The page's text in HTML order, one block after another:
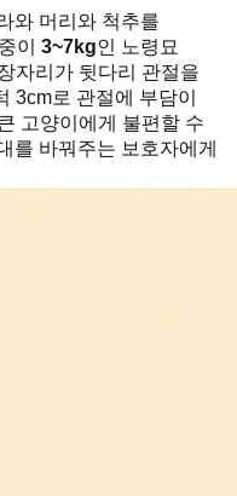
와 머리와 척추를
이 3~7kg인 노령묘
자리가 뒷다리 관절을
3cm로 관절에 부담이
고양이에게 불편할 수
를 바꿔주는 보호자에게